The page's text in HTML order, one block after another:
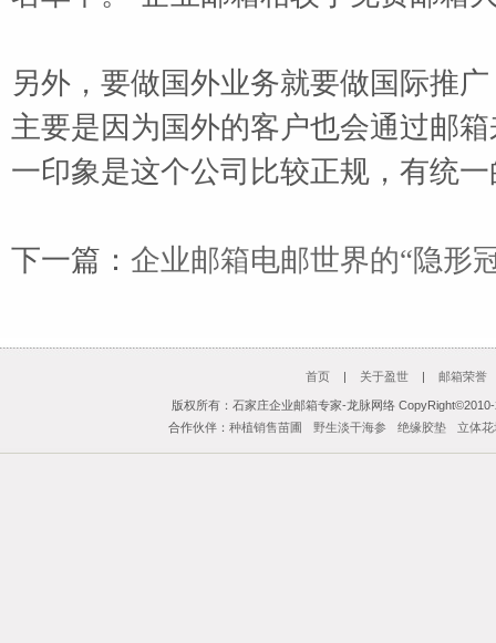
另外，要做国外业务就要做国际推
主要是因为国外的客户也会通过邮
一印象是这个公司比较正规，有统
下一篇： 企业邮箱电邮世界的“隐形
首页 | 关于盈世 | 邮箱荣誉
版权所有：石家庄企业邮箱专家-龙脉网络
合作伙伴：种植销售苗圃 野生淡干海参 绝缘胶垫 立体